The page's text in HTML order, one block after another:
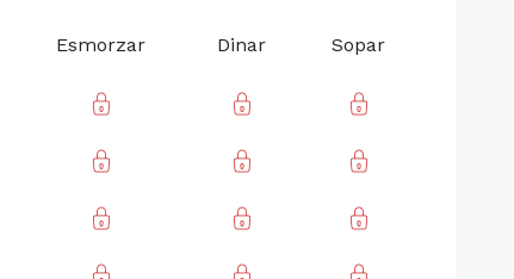
Esmorzar Dinar Sopar